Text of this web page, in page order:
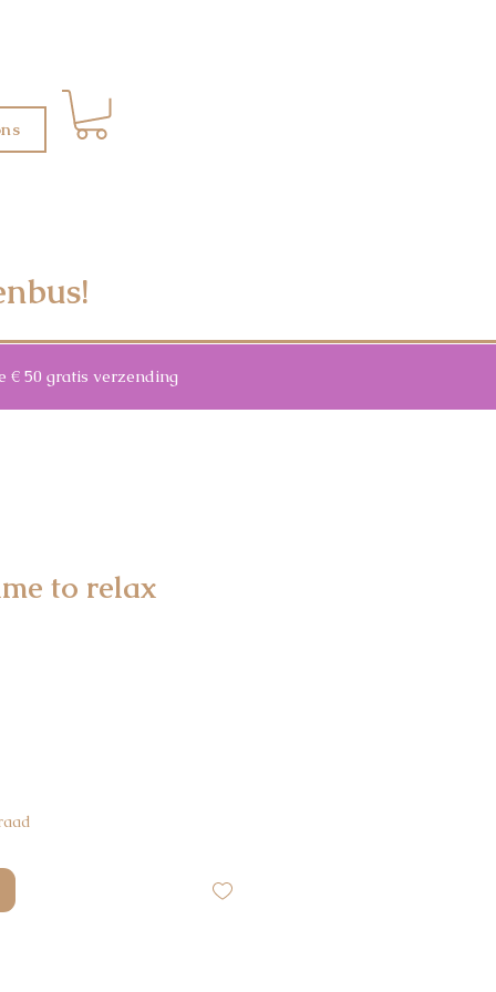
50 gratis verzending
to relax